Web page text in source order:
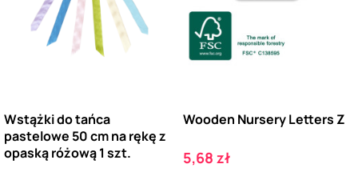
Wstążki do tańca
pastelowe 50 cm na rękę z
opaską różową 1 szt.
Wooden Nursery Letters Z
Cena
5,68 zł